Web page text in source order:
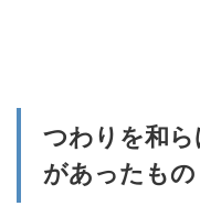
つわりを和
があったもの